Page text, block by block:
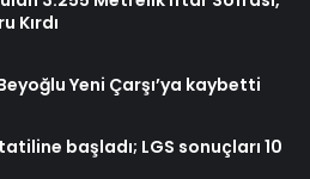
Kırdı
Yeni Çarşı’ya kaybetti
başladı; LGS sonuçları 10